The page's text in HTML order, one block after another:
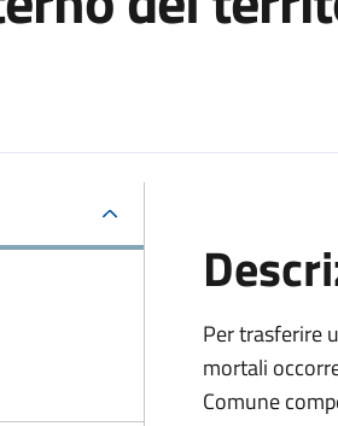
Per trasferire
mortali
Comune